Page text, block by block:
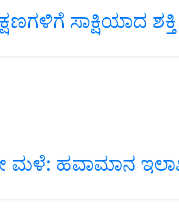
ಸಾಕ್ಷಿಯಾದ ಶಕ್ತಿ
ಮಳೆ: ಹವಾಮಾನ